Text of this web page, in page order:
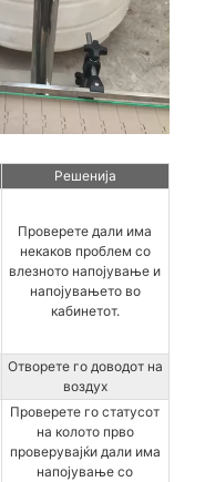
Решенија
Проверете дали има
некаков проблем со
влезното напојување и
напојувањето во
кабинетот.
Отворете го доводот на
воздух
Проверете го статусот
на колото прво
проверувајќи дали има
напојување со